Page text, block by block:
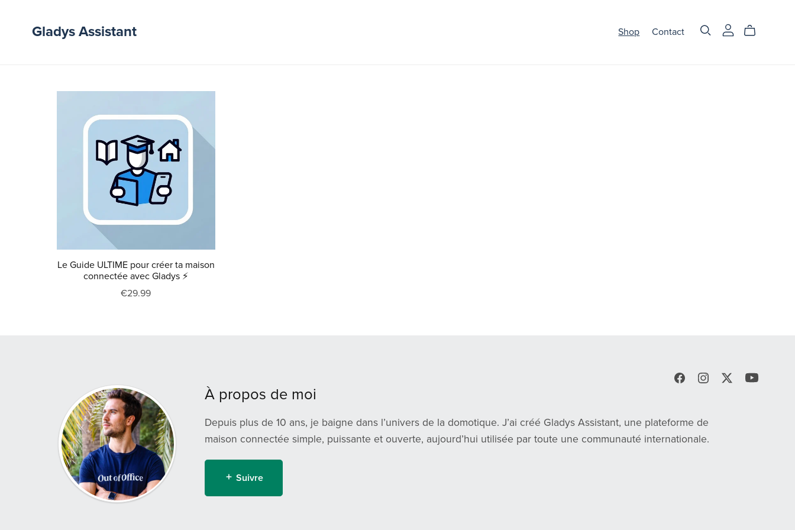
Gladys Assistant Shop Contact
Le Guide ULTIME pour créer ta maison
connectée avec Gladys ⚡
€29.99
À propos de moi
Depuis plus de 10 ans, je baigne dans l’univers de la domotique. J’ai créé Gladys Assistant, une plateforme de
maison connectée simple, puissante et ouverte, aujourd’hui utilisée par toute une communauté internationale.
Suivre